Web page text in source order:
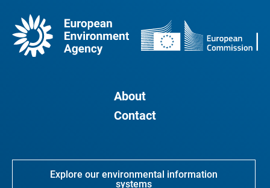
About
Contact
Explore our environmental information
systems